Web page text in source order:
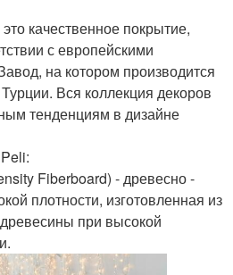
качественное покрытие,
с европейскими
на котором производится
Вся коллекция декоров
тенденциям в дизайне
Fiberboard) - древесно -
плотности, изготовленная из
при высокой